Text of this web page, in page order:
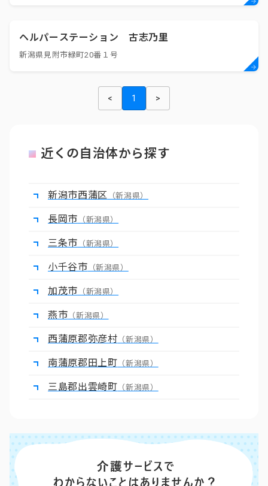
ヘルパーステーション 古志乃里
新潟県見附市緑町20番１号
< 1 >
近くの自治体から探す
新潟市西蒲区 （新潟県）
長岡市 （新潟県）
三条市 （新潟県）
小千谷市 （新潟県）
加茂市 （新潟県）
燕市 （新潟県）
西蒲原郡弥彦村 （新潟県）
南蒲原郡田上町 （新潟県）
三島郡出雲崎町 （新潟県）